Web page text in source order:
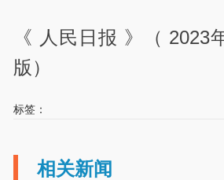
《 人民日报 》（ 2023
版）
标签：
相关新闻